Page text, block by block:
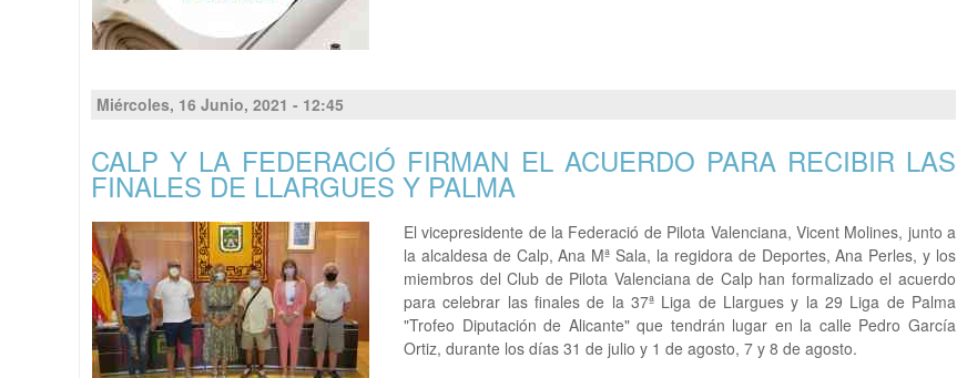
Miércoles, 16 Junio, 2021 - 12:45
CALP Y LA FEDERACIÓ FIRMAN EL ACUERDO PARA RECIBIR LAS
FINALES DE LLARGUES Y PALMA
El vicepresidente de la Federació de Pilota Valenciana, Vicent Molines, junto a
la alcaldesa de Calp, Ana Mª Sala, la regidora de Deportes, Ana Perles, y los
miembros del Club de Pilota Valenciana de Calp han formalizado el acuerdo
para celebrar las finales de la 37ª Liga de Llargues y la 29 Liga de Palma
"Trofeo Diputación de Alicante" que tendrán lugar en la calle Pedro García
Ortiz, durante los días 31 de julio y 1 de agosto, 7 y 8 de agosto.